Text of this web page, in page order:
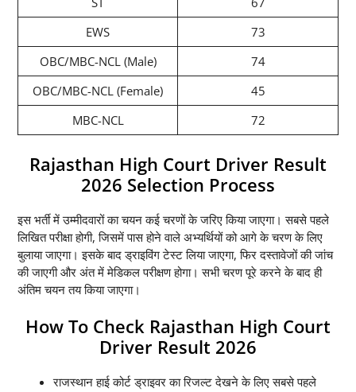
EWS
73
OBC/MBC-NCL (Male)
74
OBC/MBC-NCL (Female)
45
MBC-NCL
72
Rajasthan High Court Driver Result
2026 Selection Process
इस भर्ती में उम्मीदवारों का चयन कई चरणों के जरिए किया जाएगा। सबसे पहले
लिखित परीक्षा होगी, जिसमें पास होने वाले अभ्यर्थियों को आगे के चरण के लिए
बुलाया जाएगा। इसके बाद ड्राइविंग टेस्ट लिया जाएगा, फिर दस्तावेजों की जांच
की जाएगी और अंत में मेडिकल परीक्षण होगा। सभी चरण पूरे करने के बाद ही
अंतिम चयन तय किया जाएगा।
How To Check Rajasthan High Court
Driver Result 2026
राजस्थान हाई कोर्ट ड्राइवर का रिजल्ट देखने के लिए सबसे पहले